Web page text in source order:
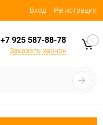
Вход Регистрация
+7 925 587-88-78
Заказать звонок
0